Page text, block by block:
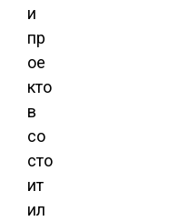
и
пр
ое
кто
в
со
сто
ит
ил